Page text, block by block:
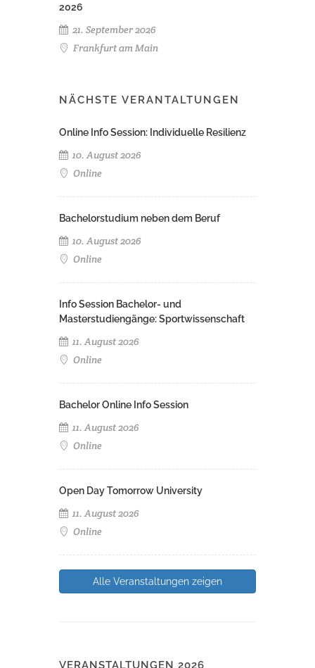
2026
21. September 2026
Frankfurt am Main
NÄCHSTE VERANTALTUNGEN
Online Info Session: Individuelle Resilienz
10. August 2026
Online
Bachelorstudium neben dem Beruf
10. August 2026
Online
Info Session Bachelor- und
Masterstudiengänge: Sportwissenschaft
11. August 2026
Online
Bachelor Online Info Session
11. August 2026
Online
Open Day Tomorrow University
11. August 2026
Online
Alle Veranstaltungen zeigen
VERANSTALTUNGEN 2026